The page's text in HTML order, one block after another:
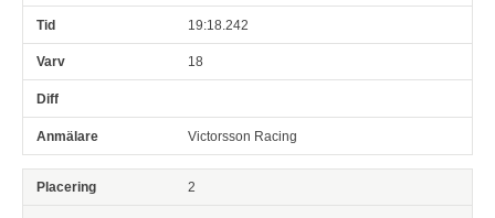
19:18.242
18
Victorsson Racing
2